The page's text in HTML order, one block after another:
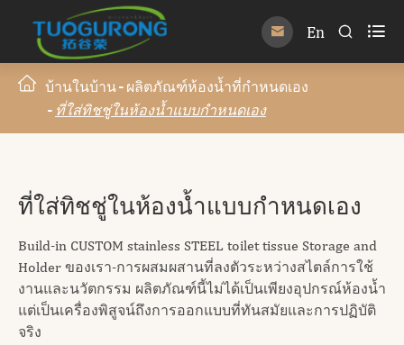
 En  
บ้านในบ้าน
ผลิตภัณฑ์ห้องน้ำที่กำหนดเอง
ที่ใส่ทิชชู่ในห้องน้ำแบบกำหนดเอง
ที่ใส่ทิชชู่ในห้องน้ำแบบกำหนดเอง
Build-in CUSTOM stainless STEEL toilet tissue Storage and
Holder ของเรา-การผสมผสานที่ลงตัวระหว่างสไตล์การใช้
งานและนวัตกรรม ผลิตภัณฑ์นี้ไม่ได้เป็นเพียงอุปกรณ์ห้องน้ำ
แต่เป็นเครื่องพิสูจน์ถึงการออกแบบที่ทันสมัยและการปฏิบัติ
จริง